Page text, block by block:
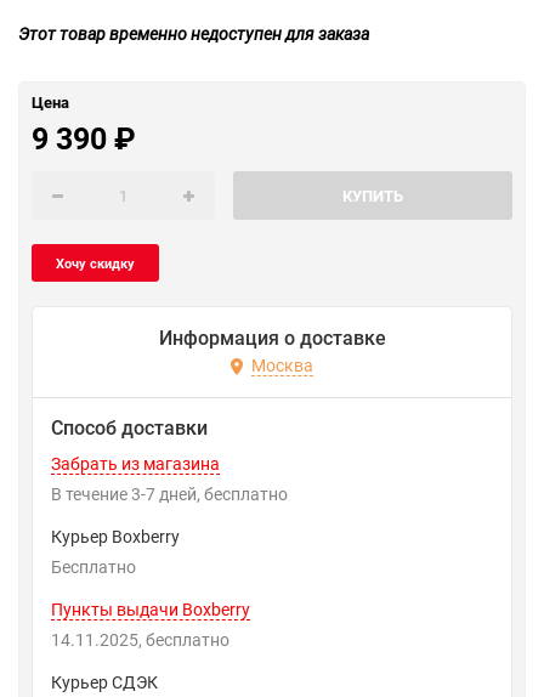
Этот товар временно недоступен для заказа
Цена
9 390₽
КУПИТЬ
Информация о доставке
Москва
Способ доставки
Забрать из магазина
В течение3-7 дней Бесплатно
Курьер Boxberry
Бесплатно
Пункты выдачи Boxberry
14.11.2025
Бесплатно
Курьер СДЭК